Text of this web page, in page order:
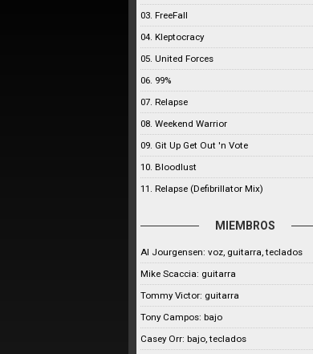
03. FreeFall
04. Kleptocracy
05. United Forces
06. 99%
07. Relapse
08. Weekend Warrior
09. Git Up Get Out 'n Vote
10. Bloodlust
11. Relapse (Defibrillator Mix)
MIEMBROS
Al Jourgensen: voz, guitarra, teclados
Mike Scaccia: guitarra
Tommy Victor: guitarra
Tony Campos: bajo
Casey Orr: bajo, teclados